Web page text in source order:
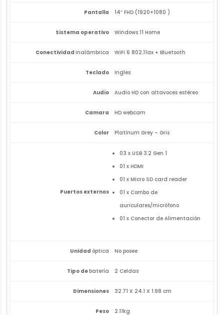
Pantalla 14″ FHD (1920×1080 )
Sistema operativo Windows 11 Home
Conectividad inalámbrica WiFi 6 802.11ax + Bluetooth
Teclado Ingles
Audio Audio HD con altavoces estéreo
Camara HD webcam
Color Platinum Grey – Gris
Puertos externos
03 x USB 3.2 Gen 1
01 x HDMI
01 x Micro SD card reader
01 x Combo de
auriculares/micrófono
01 x Conector de Alimentación
Unidad óptica No posee
Tipo debatería 2 Celdas
Dimensiones 32.71 X 24.1 X 1.98 cm
Peso 2.11kg